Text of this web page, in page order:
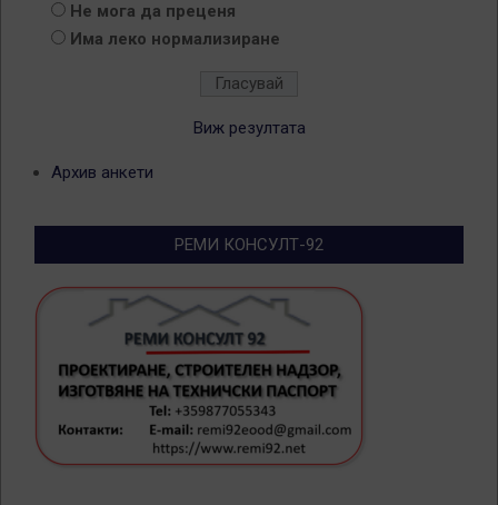
Не мога да преценя
Има леко нормализиране
Виж резултата
Архив анкети
РЕМИ КОНСУЛТ-92